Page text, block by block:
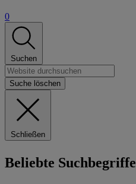
0
Suchen
Suche löschen
Schließen
Beliebte Suchbegriffe